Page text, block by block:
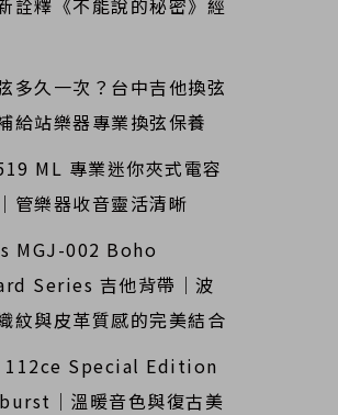
詮釋《不能說的秘密》經
多久一次？台中吉他換弦
給站樂器專業換弦保養
ML 專業迷你夾式電容
管樂器收音靈活清晰
MGJ-002 Boho
Series 吉他背帶｜波
紋與皮革質感的完美結合
112ce Special Edition
｜溫暖音色與復古美